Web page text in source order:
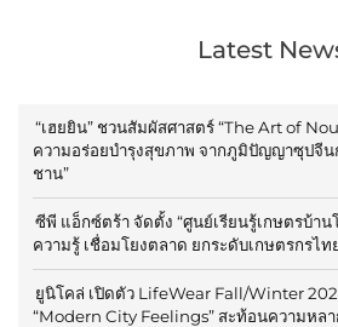
Latest
“เฮยยิน” ชวนสัมผัสศาสตร์ “The Art of
ความอร่อยบำรุงสุขภาพ จากภูมิปัญญาซุปจีน
ชาน”
ซีพี แอ็กซ์ตร้า จัดตั้ง “ศูนย์เรียนรู้เกษตรบ้าน
ความรู้ เชื่อมโยงตลาด ยกระดับเกษตรกรไ
ยูนิโคล่ เปิดตัว LifeWear Fall/Winter
“Modern City Feelings” สะท้อนความหล